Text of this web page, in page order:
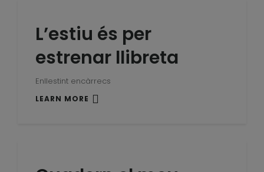
L’estiu és per
estrenar llibreta
Enllestint encàrrecs
LEARN MORE